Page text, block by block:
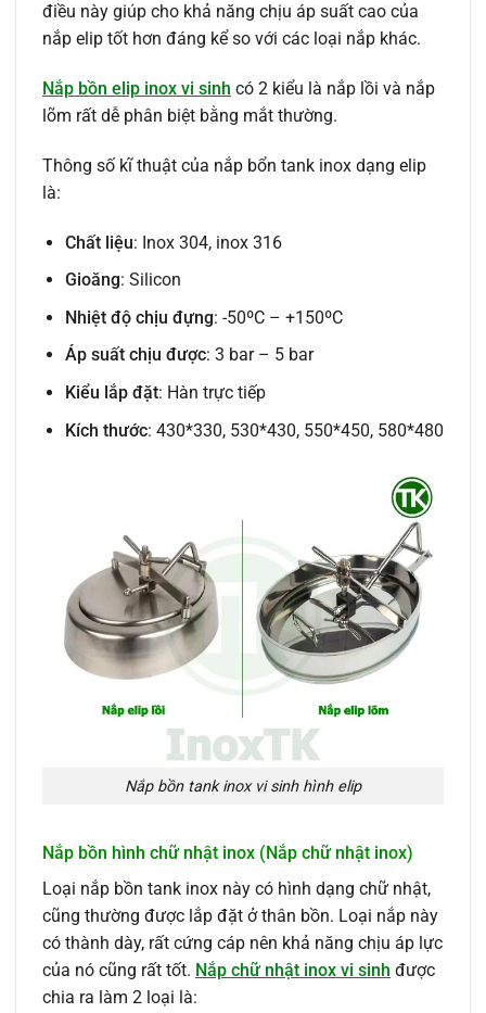
điều này giúp cho khả năng chịu áp suất cao của
nắp elip tốt hơn đáng kể so với các loại nắp khác.
Nắp bồn elip inox vi sinh có 2 kiểu là nắp lồi và nắp
lõm rất dễ phân biệt bằng mắt thường.
Thông số kĩ thuật của nắp bổn tank inox dạng elip
là:
Chất liệu: Inox 304, inox 316
Gioăng: Silicon
Nhiệt độ chịu đựng: -50ºC – +150ºC
Áp suất chịu được: 3 bar – 5 bar
Kiểu lắp đặt: Hàn trực tiếp
Kích thước: 430*330, 530*430, 550*450, 580*480
Nắp bồn tank inox vi sinh hình elip
Nắp bồn hình chữ nhật inox (Nắp chữ nhật inox)
Loại nắp bồn tank inox này có hình dạng chữ nhật,
cũng thường được lắp đặt ở thân bồn. Loại nắp này
có thành dày, rất cứng cáp nên khả năng chịu áp lực
của nó cũng rất tốt. Nắp chữ nhật inox vi sinh được
chia ra làm 2 loại là: